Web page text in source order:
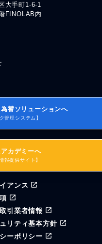
大手町1-6-1
FINOLAB内
為替ソリューションへ
管理システム】
アカデミーへ
報提供サイト】
アンス
引業者情報
リティ基本方針
ーポリシー